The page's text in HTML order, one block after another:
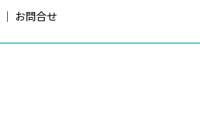
お問合せ